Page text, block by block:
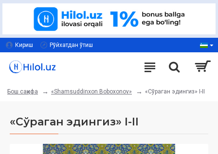
Кириш Рўйхатдан ўтиш
Бош саҳифа «Shamsuddinxon Boboxonov» «Сўраган эдингиз» I-II
«Сўраган эдингиз» I-II